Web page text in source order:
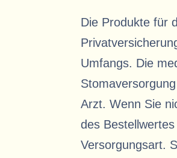
Die Produkte für
Umfangs. Die
Arzt. Wenn Sie
des
Versorgungsart.